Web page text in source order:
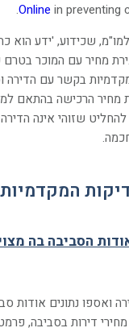
Online in preventing
שכידוע, 'ידע הוא
מחיר עם המוכר
בקשר עם הדירה
מחיר הרכישה בהתאם
שזוהי אינה
הסביבה בה
ואספו נתונים אודות
מחירי דירות בסביבה,